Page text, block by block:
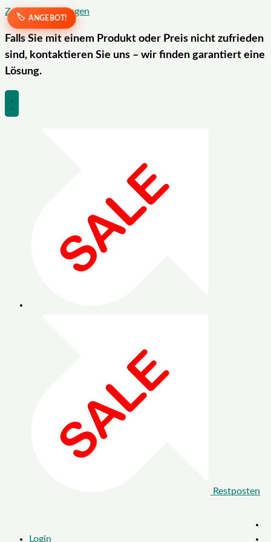
Zum Inhalt springen
Falls Sie mit einem Produkt oder Preis nicht zufrieden
sind, kontaktieren Sie uns – wir finden garantiert eine
Lösung.
Restposten
Login
ANGEBOT!